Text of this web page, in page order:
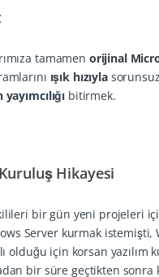
tamamen orijinal
ışık hızıyla
bitirmek.
Hikayesi
bir gün yeni projeleri
Server kurmak istemişti,
olduğu için korsan yazılım
bir süre geçtikten sonra